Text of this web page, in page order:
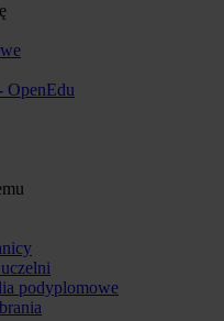
OpenEdu
podyplomowe